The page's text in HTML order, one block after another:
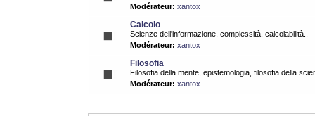
Modérateur: xantox
Calcolo
Scienze dell'informazione, complessità, calcolabilità..
Modérateur: xantox
Filosofia
Filosofia della mente, epistemologia, filosofia della
Modérateur: xantox